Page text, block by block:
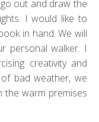
out and draw the
I would like to
in hand. We will
personal walker. I
creativity and
bad weather, we
the warm premises